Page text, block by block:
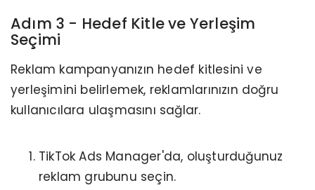
Adım 3 - Hedef Kitle ve Yerleşim
Seçimi
Reklam kampanyanızın hedef kitlesini ve
yerleşimini belirlemek, reklamlarınızın doğru
kullanıcılara ulaşmasını sağlar.
TikTok Ads Manager'da, oluşturduğunuz
reklam grubunu seçin.